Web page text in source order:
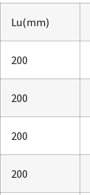
Lu(mm)
200
200
200
200